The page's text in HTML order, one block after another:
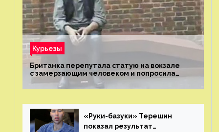
Курьезы
Британка перепутала статую на вокзале
с замерзающим человеком и попросила
о помощи
«Руки-базуки» Терешин
показал результат